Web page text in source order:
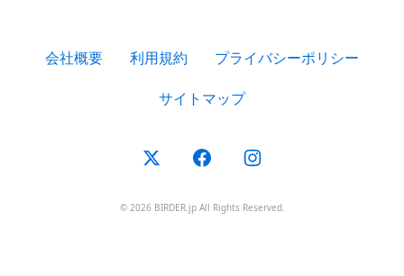
会社概要 利用規約 プライバシーポリシー
サイトマップ
© 2026 BIRDER.jp All Rights Reserved.